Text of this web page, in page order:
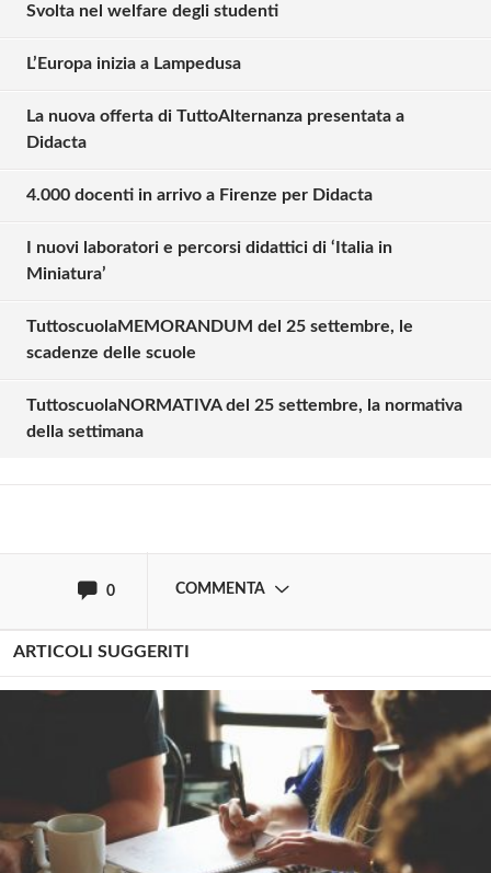
Svolta nel welfare degli studenti
L’Europa inizia a Lampedusa
La nuova offerta di TuttoAlternanza presentata a
Didacta
4.000 docenti in arrivo a Firenze per Didacta
I nuovi laboratori e percorsi didattici di ‘Italia in
Miniatura’
TuttoscuolaMEMORANDUM del 25 settembre, le
scadenze delle scuole
TuttoscuolaNORMATIVA del 25 settembre, la normativa
della settimana
0 COMMENTA
Solo gli utenti registrati possono
Effettua il
ARTICOLI SUGGERITI